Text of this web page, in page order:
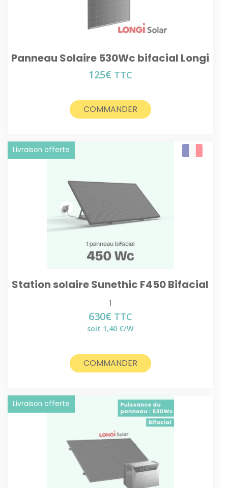
Panneau Solaire 530Wc bifacial Longi
125€ TTC
COMMANDER
Station solaire Sunethic F450 Bifacial
Livraison offerte
1
630€ TTC
soit 1,40 €/W
COMMANDER
Livraison offerte